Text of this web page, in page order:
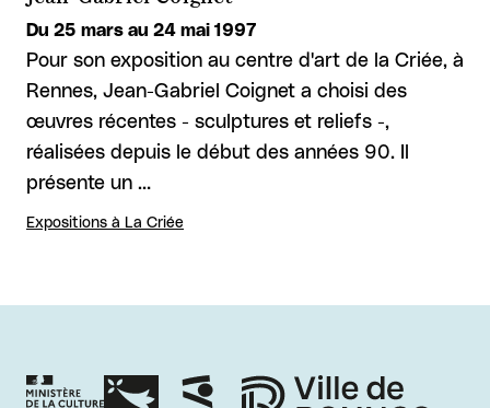
Du 25 mars au 24 mai 1997
Pour son exposition au centre d'art de la Criée, à
Rennes, Jean-Gabriel Coignet a choisi des
œuvres récentes - sculptures et reliefs -,
réalisées depuis le début des années 90. Il
présente un …
Expositions à La Criée